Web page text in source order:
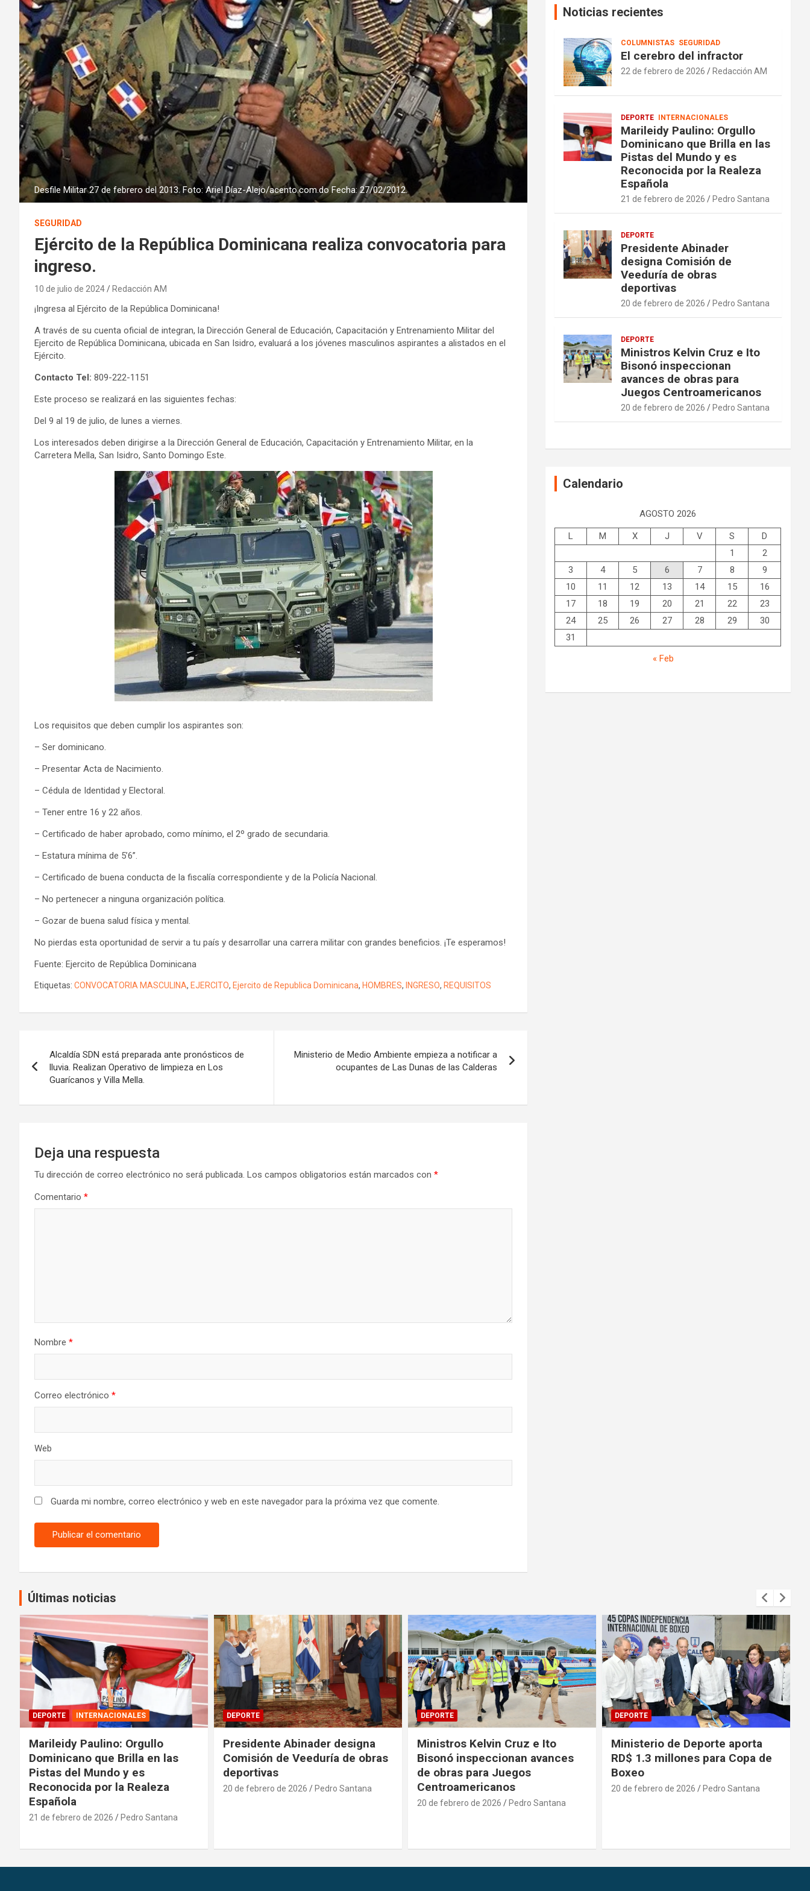
Desfile Militar 27 de febrero del 2013. Foto: Ariel Díaz-Alejo/acento.com.do Fecha: 27/02/2012.
SEGURIDAD
Ejército de la República Dominicana realiza convocatoria para
ingreso.
10 de julio de 2024 Redacción AM
¡Ingresa al Ejército de la República Dominicana!
A través de su cuenta oficial de integran, la Dirección General de Educación, Capacitación y Entrenamiento Militar del
Ejercito de República Dominicana, ubicada en San Isidro, evaluará a los jóvenes masculinos aspirantes a alistados en el
Ejército.
Contacto Tel: 809-222-1151
Este proceso se realizará en las siguientes fechas:
Del 9 al 19 de julio, de lunes a viernes.
Los interesados deben dirigirse a la Dirección General de Educación, Capacitación y Entrenamiento Militar, en la
Carretera Mella, San Isidro, Santo Domingo Este.
Los requisitos que deben cumplir los aspirantes son:
– Ser dominicano.
– Presentar Acta de Nacimiento.
– Cédula de Identidad y Electoral.
– Tener entre 16 y 22 años.
– Certificado de haber aprobado, como mínimo, el 2º grado de secundaria.
– Estatura mínima de 5’6’’.
– Certificado de buena conducta de la fiscalía correspondiente y de la Policía Nacional.
– No pertenecer a ninguna organización política.
– Gozar de buena salud física y mental.
No pierdas esta oportunidad de servir a tu país y desarrollar una carrera militar con grandes beneficios. ¡Te esperamos!
Fuente: Ejercito de República Dominicana
Etiquetas: CONVOCATORIA MASCULINA, EJERCITO, Ejercito de Republica Dominicana, HOMBRES, INGRESO, REQUISITOS
de
Alcaldía SDN está preparada ante pronósticos de
lluvia. Realizan Operativo de limpieza en Los
Guarícanos y Villa Mella.
Ministerio de Medio Ambiente empieza a notificar a
ocupantes de Las Dunas de las Calderas
Deja una respuesta
Tu dirección de correo electrónico no será publicada. Los campos obligatorios están marcados con *
Comentario *
Nombre *
Correo electrónico *
Web
Guarda mi nombre, correo electrónico y web en este navegador para la próxima vez que comente.
Noticias recientes
COLUMNISTAS SEGURIDAD
El cerebro del infractor
22 de febrero de 2026 Redacción AM
DEPORTE INTERNACIONALES
Marileidy Paulino: Orgullo
Dominicano que Brilla en las
Pistas del Mundo y es
Reconocida por la Realeza
Española
21 de febrero de 2026 Pedro Santana
DEPORTE
Presidente Abinader
designa Comisión de
Veeduría de obras
deportivas
20 de febrero de 2026 Pedro Santana
DEPORTE
Ministros Kelvin Cruz e Ito
Bisonó inspeccionan
avances de obras para
Juegos Centroamericanos
20 de febrero de 2026 Pedro Santana
Calendario
AGOSTO 2026
L M X J V S
D
1
2
3
4 5 6 7 8
9
10
11 12 13 14 15
16
17
18 19 20 21 22
23
24
25 26 27 28 29
30
31
« Feb
Últimas noticias
DEPORTE INTERNACIONALES
Marileidy Paulino: Orgullo
Dominicano que Brilla en las
Pistas del Mundo y es
Reconocida por la Realeza
Española
21 de febrero de 2026 Pedro Santana
DEPORTE
Presidente Abinader designa
Comisión de Veeduría de obras
deportivas
20 de febrero de 2026 Pedro Santana
DEPORTE
Ministros Kelvin Cruz e Ito
Bisonó inspeccionan avances
de obras para Juegos
Centroamericanos
20 de febrero de 2026 Pedro Santana
DEPORTE
Ministerio de Deporte aporta
RD$ 1.3 millones para Copa de
Boxeo
20 de febrero de 2026 Pedro Santana